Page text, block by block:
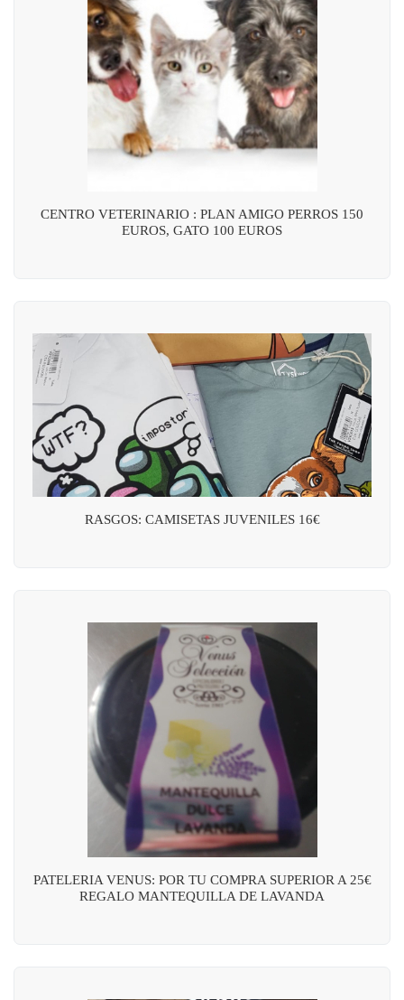
CENTRO VETERINARIO : PLAN AMIGO PERROS 150
EUROS, GATO 100 EUROS
RASGOS: CAMISETAS JUVENILES 16€
PATELERIA VENUS: POR TU COMPRA SUPERIOR A 25€
REGALO MANTEQUILLA DE LAVANDA